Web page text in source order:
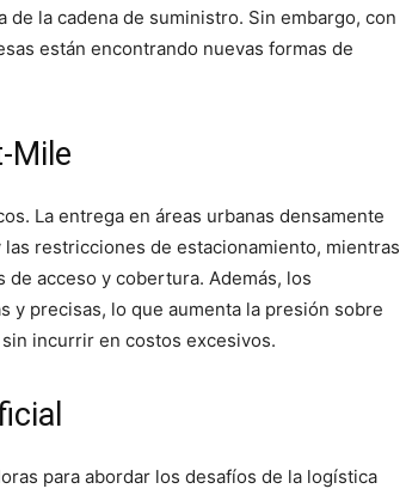
la cadena de suministro. Sin embargo, con
están encontrando nuevas formas de
Mile
La entrega en áreas urbanas densamente
restricciones de estacionamiento, mientras
acceso y cobertura. Además, los
y precisas, lo que aumenta la presión sobre
incurrir en costos excesivos.
para abordar los desafíos de la logística